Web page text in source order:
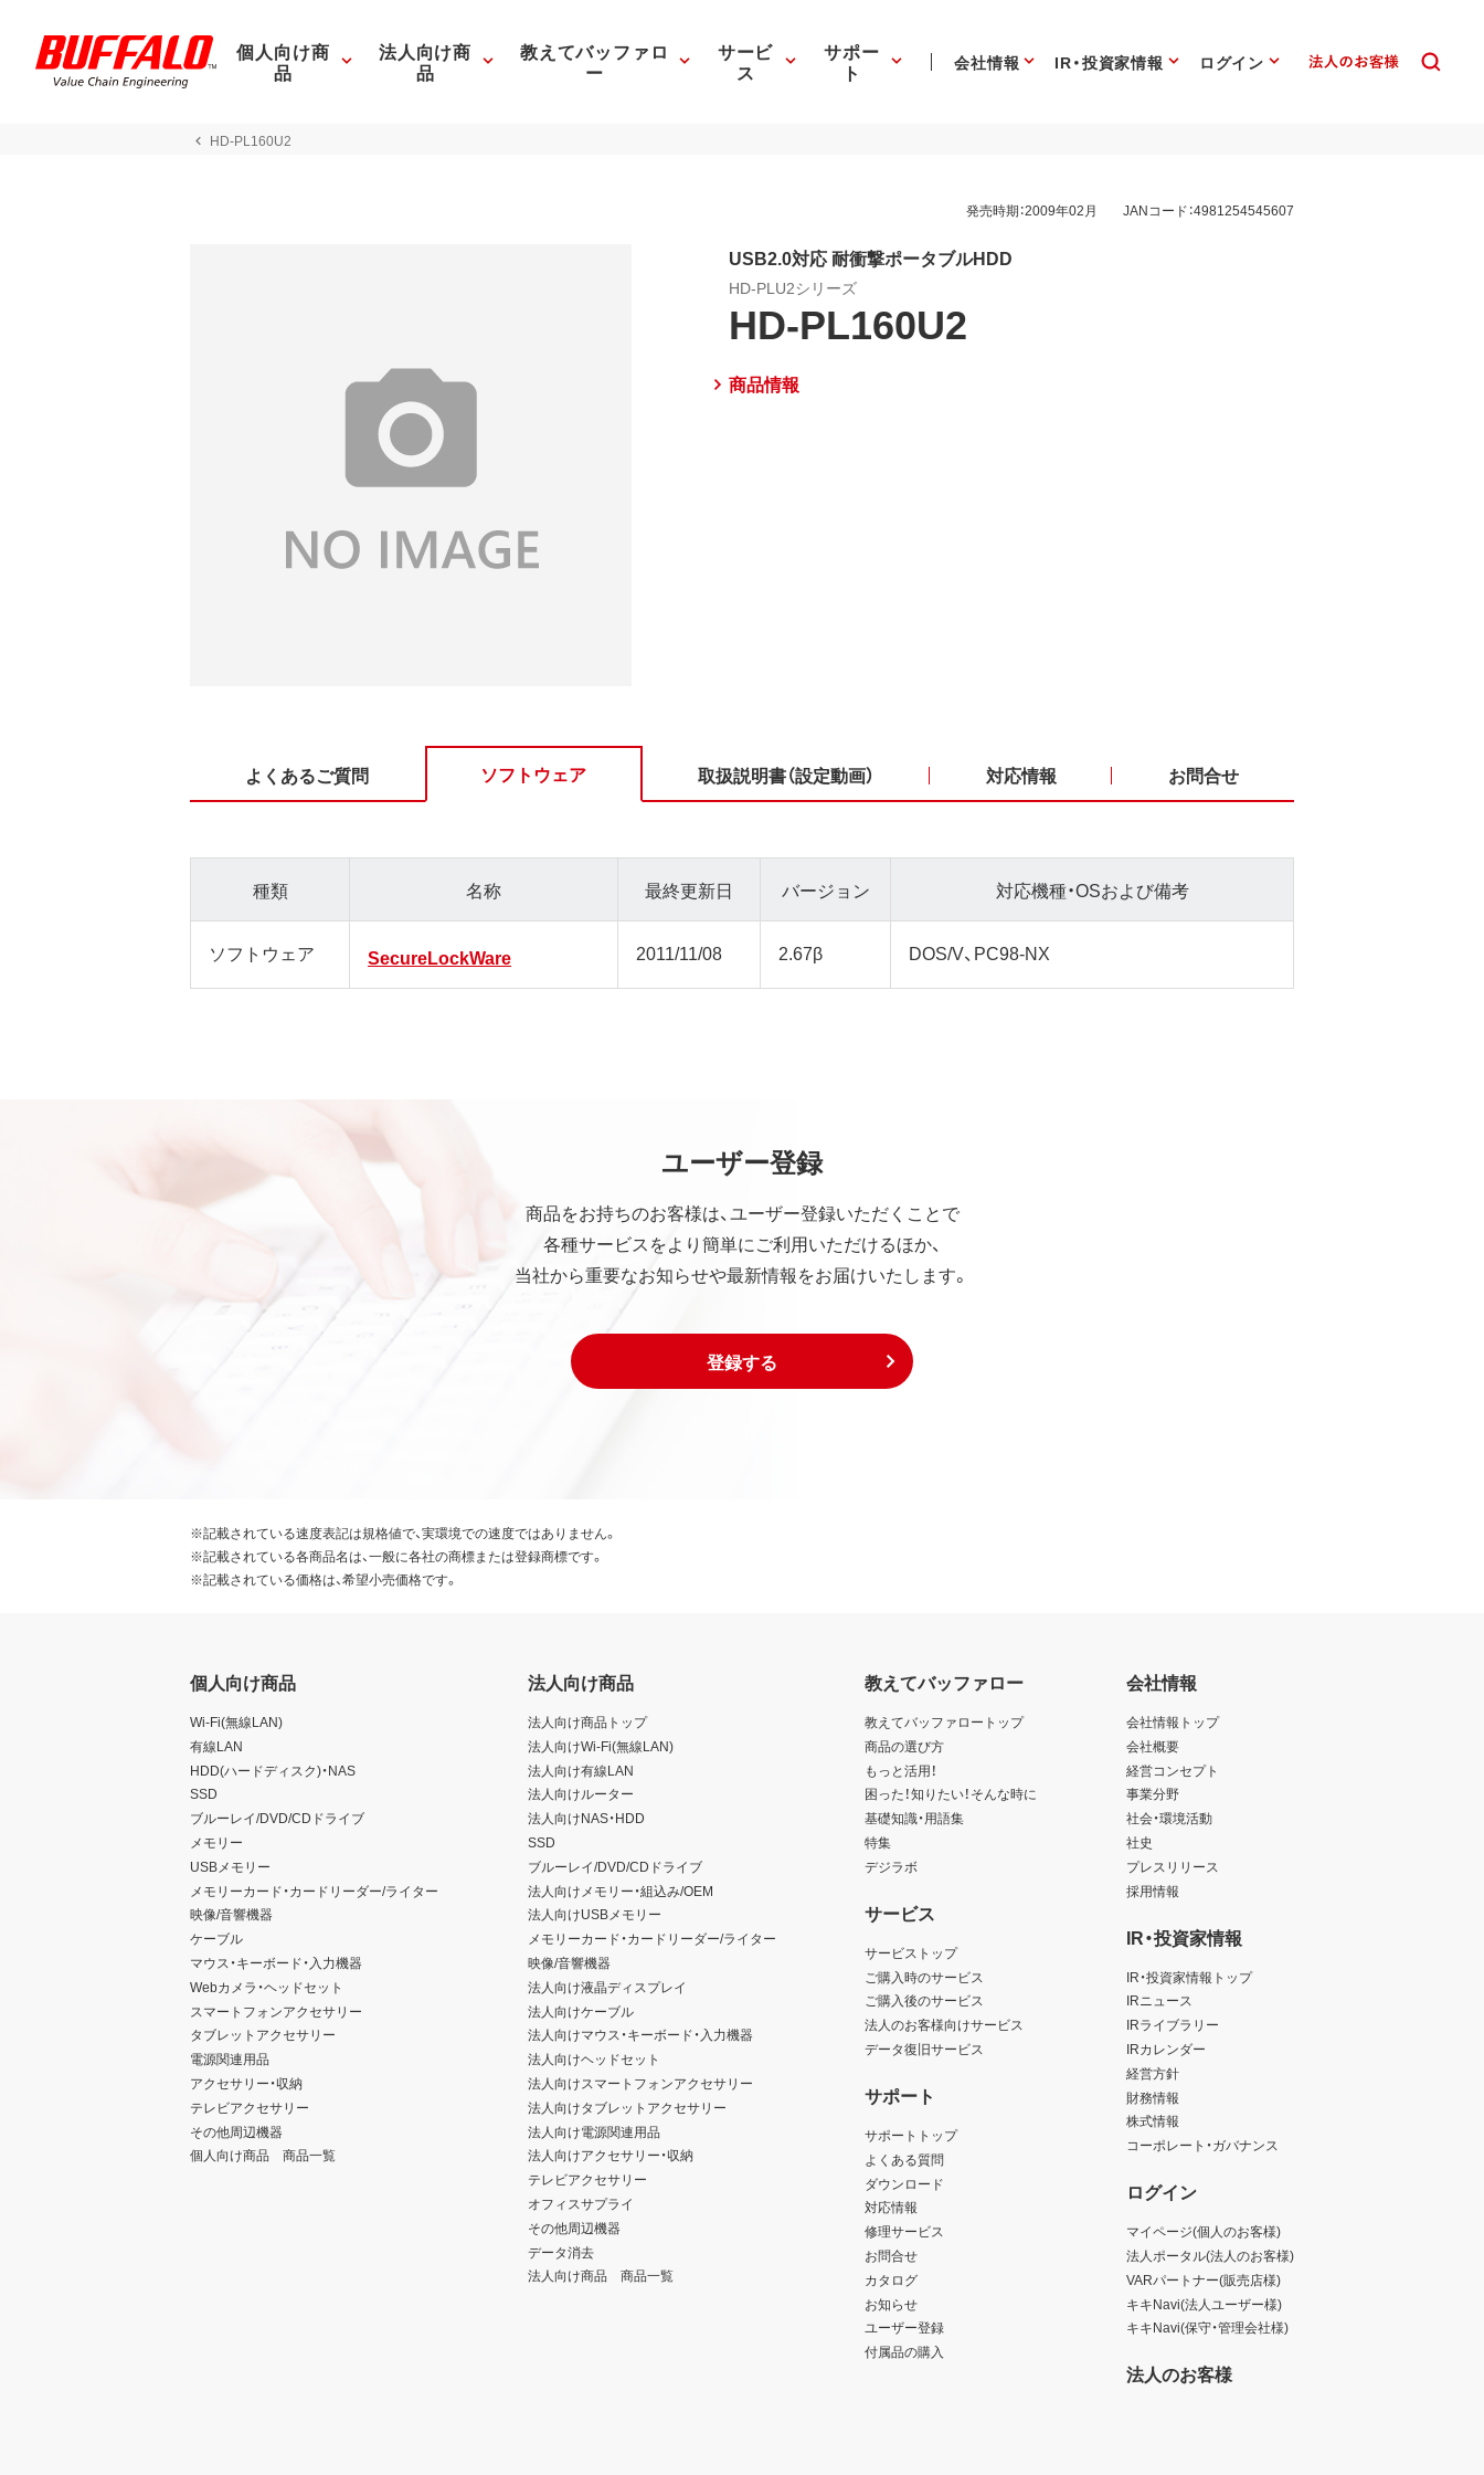
個人向け商
品
法人向け商
品
教えてバッファロ
ー
サービ
ス
サポー
ト 会社情報 IR・投資家情報 ログイン
HD-PL160U2
発売時期：2009年02月 JANコード：4981254545607
USB2.0対応 耐衝撃ポータブルHDD
HD-PLU2シリーズ
HD-PL160U2
商品情報
よくあるご質問 ソフトウェア 取扱説明書（設定動画） 対応情報 お問合せ
種類 名称 最終更新日 バージョン 対応機種・OSおよび備考
ソフトウェア SecureLockWare 2011/11/08 2.67β DOS/V、PC98-NX
ユーザー登録
商品をお持ちのお客様は、ユーザー登録いただくことで
各種サービスをより簡単にご利用いただけるほか、
当社から重要なお知らせや最新情報をお届けいたします。
登録する
※記載されている速度表記は規格値で、実環境での速度ではありません。
※記載されている各商品名は、一般に各社の商標または登録商標です。
※記載されている価格は、希望小売価格です。
個人向け商品
Wi-Fi(無線LAN)
有線LAN
HDD(ハードディスク)・NAS
SSD
ブルーレイ/DVD/CDドライブ
メモリー
USBメモリー
メモリーカード・カードリーダー/ライター
映像/音響機器
ケーブル
マウス・キーボード・入力機器
Webカメラ・ヘッドセット
スマートフォンアクセサリー
タブレットアクセサリー
電源関連用品
アクセサリー・収納
テレビアクセサリー
その他周辺機器
個人向け商品 商品一覧
法人向け商品
法人向け商品トップ
法人向けWi-Fi(無線LAN)
法人向け有線LAN
法人向けルーター
法人向けNAS・HDD
SSD
ブルーレイ/DVD/CDドライブ
法人向けメモリー・組込み/OEM
法人向けUSBメモリー
メモリーカード・カードリーダー/ライター
映像/音響機器
法人向け液晶ディスプレイ
法人向けケーブル
法人向けマウス・キーボード・入力機器
法人向けヘッドセット
法人向けスマートフォンアクセサリー
法人向けタブレットアクセサリー
法人向け電源関連用品
法人向けアクセサリー・収納
テレビアクセサリー
オフィスサプライ
その他周辺機器
データ消去
法人向け商品 商品一覧
教えてバッファロー
教えてバッファロートップ
商品の選び方
もっと活用！
困った！知りたい！そんな時に
基礎知識・用語集
特集
デジラボ
サービス
サービストップ
ご購入時のサービス
ご購入後のサービス
法人のお客様向けサービス
データ復旧サービス
サポート
サポートトップ
よくある質問
ダウンロード
対応情報
修理サービス
お問合せ
カタログ
お知らせ
ユーザー登録
付属品の購入
会社情報
会社情報トップ
会社概要
経営コンセプト
事業分野
社会・環境活動
社史
プレスリリース
採用情報
IR・投資家情報
IR・投資家情報トップ
IRニュース
IRライブラリー
IRカレンダー
経営方針
財務情報
株式情報
コーポレート・ガバナンス
ログイン
マイページ(個人のお客様)
法人ポータル(法人のお客様)
VARパートナー(販売店様)
キキNavi(法人ユーザー様)
キキNavi(保守・管理会社様)
法人のお客様